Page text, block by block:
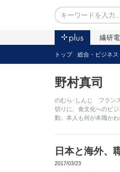
繊研
トップ 総合・ビジネス
野村真司
のむら･しんじ フラン
切りに、食文化へのビ
動。本人も何が本職か
日本と海外、
2017/03/23